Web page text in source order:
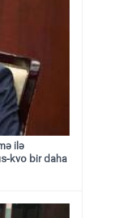
ilə
kvo bir daha